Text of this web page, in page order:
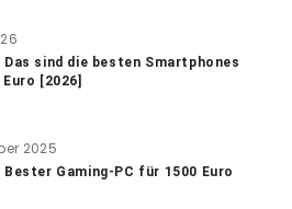
Das sind die besten Smartphones
[2026]
2025
Bester Gaming-PC für 1500 Euro